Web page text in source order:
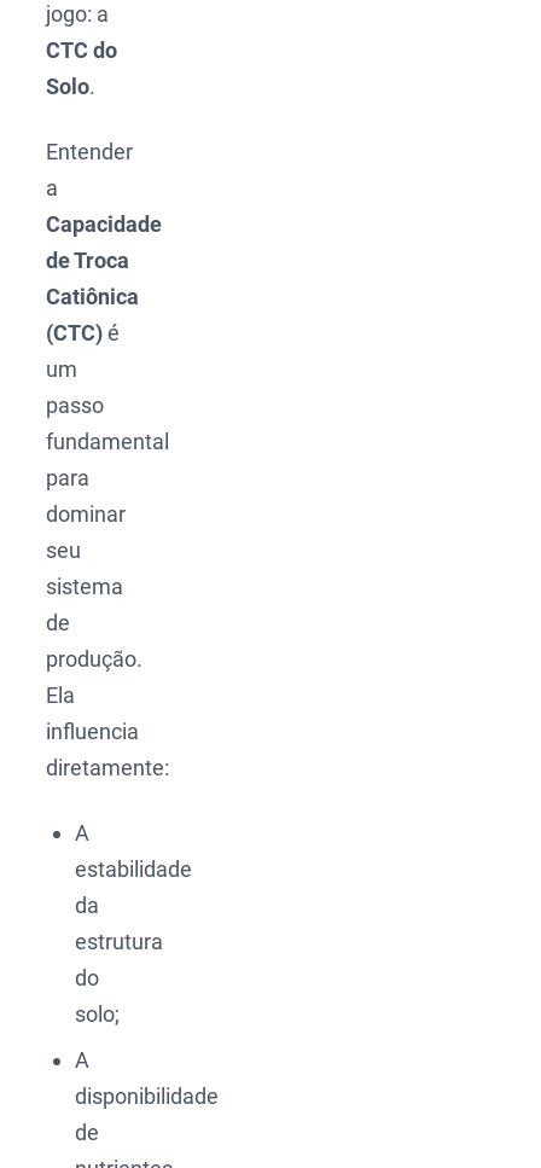
jogo: a
CTC do
Solo.
Entender
a
Capacidade
de Troca
Catiônica
(CTC)é
um
passo
fundamental
para
dominar
seu
sistema
de
produção.
Ela
influencia
diretamente:
A
estabilidade
da
estrutura
do
solo;
A
disponibilidade
de